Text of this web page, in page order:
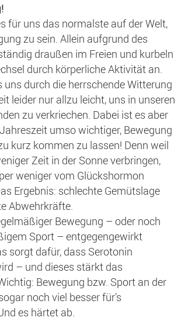
für uns das normalste auf der Welt,
zu sein. Allein aufgrund des
draußen im Freien und kurbeln
durch körperliche Aktivität an.
uns durch die herrschende Witterung
leider nur allzu leicht, uns in unseren
zu verkriechen. Dabei ist es aber
umso wichtiger, Bewegung
kurz kommen zu lassen! Denn weil
Zeit in der Sonne verbringen,
weniger vom Glückshormon
Ergebnis: schlechte Gemütslage
Abwehrkräfte.
Bewegung – oder noch
Sport – entgegengewirkt
sorgt dafür, dass Serotonin
– und dieses stärkt das
Bewegung bzw. Sport an der
noch viel besser für’s
es härtet ab.